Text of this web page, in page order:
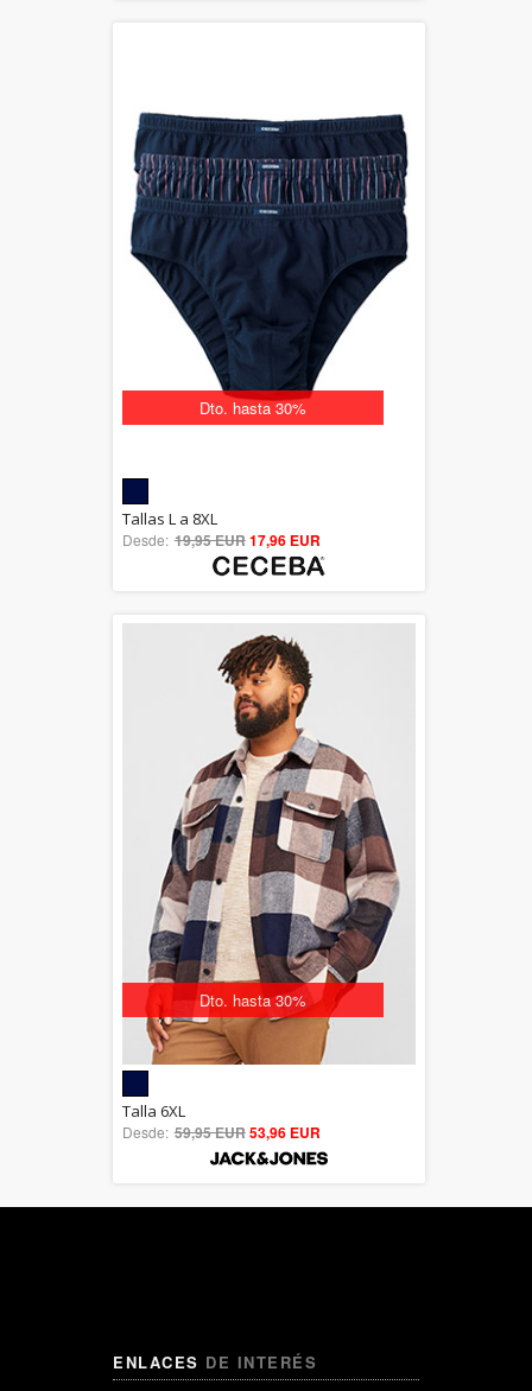
Dto. hasta 30%
out of 5
Tallas L a 8XL
Desde: 19,95 EUR17,96 EUR
Dto. hasta 30%
out of 5
Talla 6XL
Desde: 59,95 EUR53,96 EUR
ENLACES DE INTERÉS